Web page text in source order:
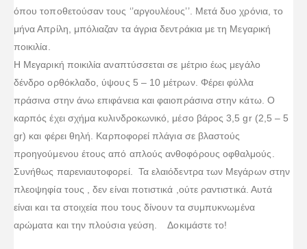
όπου τοποθετούσαν τους ‘’αργουλέους’’. Μετά δυο χρόνια, το
μήνα Απρίλη, μπόλιαζαν τα άγρια δεντράκια με τη Μεγαρική
ποικιλία.
H Mεγαρική ποικιλία αναπτύσσεται σε μέτριο έως μεγάλο
δένδρο ορθόκλαδο, ύψους 5 – 10 μέτρων. Φέρει φύλλα
πράσινα στην άνω επιφάνεια και φαιοπράσινα στην κάτω. Ο
καρπός έχει σχήμα κυλινδροκωνικό, μέσο βάρος 3,5 gr (2,5 – 5
gr) και φέρει θηλή. Καρποφορεί πλάγια σε βλαστούς
προηγούμενου έτους από απλούς ανθοφόρους οφθαλμούς.
Συνήθως παρενιαυτοφορεί. Τα ελαιόδεντρα των Μεγάρων στην
πλεοψηφία τους , δεν είναι ποτιστικά ,ούτε ραντιστικά. Αυτά
είναι και τα στοιχεία που τους δίνουν τα συμπυκνωμένα
αρώματα και την πλούσια γεύση. Δοκιμάστε το!